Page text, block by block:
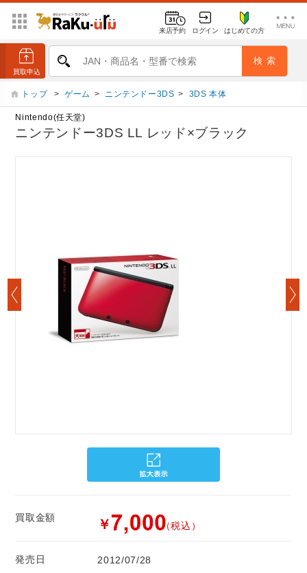
来店予約 ログイン はじめての方
トップ > ゲーム > ニンテンドー3DS > 3DS 本体
Nintendo(任天堂)
ニンテンドー3DS LL レッド×ブラック
買取金額 ￥ （税込）
発売日 2012/07/28